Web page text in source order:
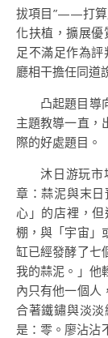
拔項目”——打算
化扶植，擴展優
足不滿足作為
廳相干擔任同道
凸起題目導
主題教導一直，
際的好處題目。
沐日游玩市
章：蒜泥與末
心」的店裡，
棚，與「宇宙」
缸已經發酵了七
我的蒜泥。」他
內只有他一個人
合著鐵鏽與淡
是：零。廖沾沾